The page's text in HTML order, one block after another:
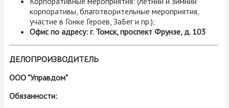
корпоративы, благотворительные мероприятия,
участие в Гонке Героев, ЗаБег и пр.);
Офис по адресу: г. Томск, проспект Фрунзе, д. 103
ДЕЛОПРОИЗВОДИТЕЛЬ
ООО "Управдом"
Обязанности: